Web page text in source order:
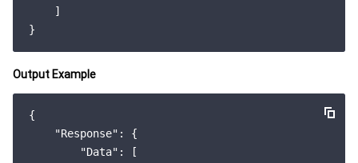
政策与规范
    ]
Output Example
{
"Response" : {
"Data" : [